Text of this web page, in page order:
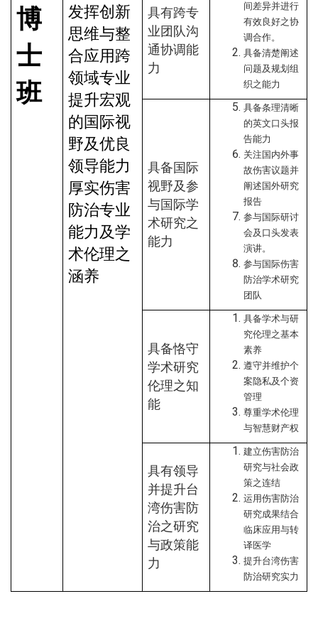
博
士
班
发挥创新
思维与整
合应用跨
领域专业
提升宏观
的国际视
野及优良
领导能力
厚实伤害
防治专业
能力及学
术伦理之
涵养
具有跨专
业团队沟
通协调能
力
间差异并进行
有效良好之协
调合作。
具备清楚阐述
问题及规划组
织之能力
具备国际
视野及参
与国际学
术研究之
能力
具备条理清晰
的英文口头报
告能力
关注国内外事
故伤害议题并
阐述国外研究
报告
参与国际研讨
会及口头发表
演讲。
参与国际伤害
防治学术研究
团队
具备恪守
学术研究
伦理之知
能
具备学术与研
究伦理之基本
素养
遵守并维护个
案隐私及个资
管理
尊重学术伦理
与智慧财产权
具有领导
并提升台
湾伤害防
治之研究
与政策能
力
建立伤害防治
研究与社会政
策之连结
运用伤害防治
研究成果结合
临床应用与转
译医学
提升台湾伤害
防治研究实力